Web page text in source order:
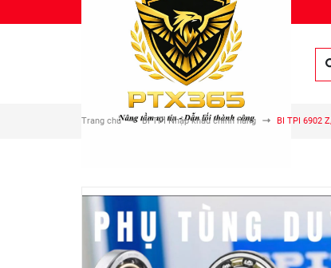
Chào mừng bạn đến với Phụ tùng Duy Anh!
Trang chủ Bi TPI Nhập khẩu chính hãng BI TPI 6902